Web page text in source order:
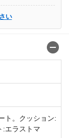
い
ト。クッション:
:エラストマ